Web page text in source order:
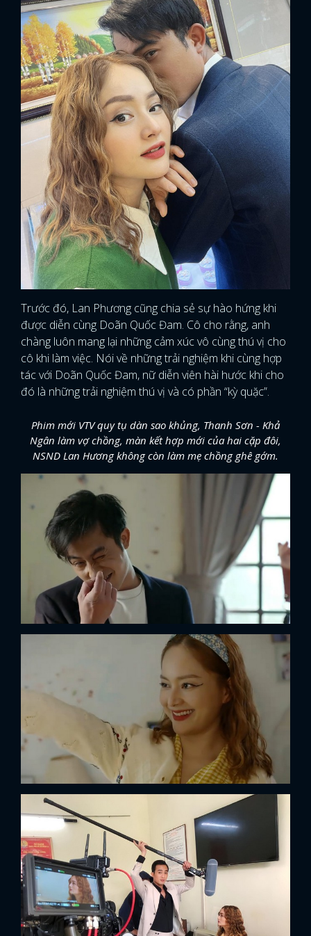
Trước đó, Lan Phương cũng chia sẻ sự hào hứng khi
được diễn cùng Doãn Quốc Đam. Cô cho rằng, anh
chàng luôn mang lại những cảm xúc vô cùng thú vị cho
cô khi làm việc. Nói về những trải nghiệm khi cùng hợp
tác với Doãn Quốc Đam, nữ diễn viên hài hước khi cho
đó là những trải nghiệm thú vị và có phần “kỳ quặc”.
Phim mới VTV quy tụ dàn sao khủng, Thanh Sơn - Khả
Ngân làm vợ chồng, màn kết hợp mới của hai cặp đôi,
NSND Lan Hương không còn làm mẹ chồng ghê gớm.